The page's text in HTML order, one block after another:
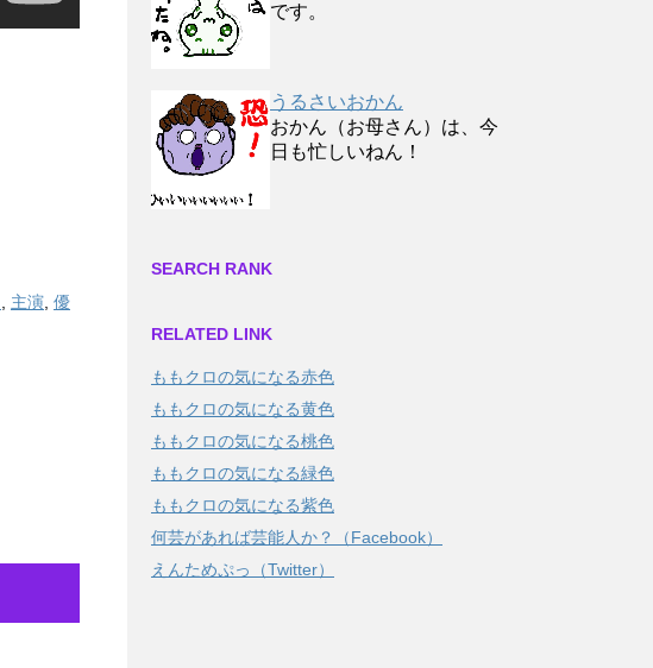
主演 優
です。
うるさいおかん
おかん（お母さん）は、今
日も忙しいねん！
SEARCH RANK
RELATED LINK
ももクロの気になる赤色
ももクロの気になる黄色
ももクロの気になる桃色
ももクロの気になる緑色
ももクロの気になる紫色
何芸があれば芸能人か？（Facebook）
えんためぷっ（Twitter）